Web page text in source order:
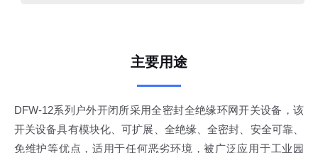
主要用途
DFW-12系列户外开闭所采用全密封全绝缘环网开关设备，该
开关设备具有模块化、可扩展、全绝缘、全密封、安全可靠、
免维护等优点，适用于任何恶劣环境，被广泛应用于工业园